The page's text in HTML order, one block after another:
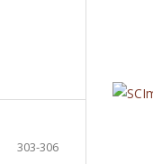
303-306